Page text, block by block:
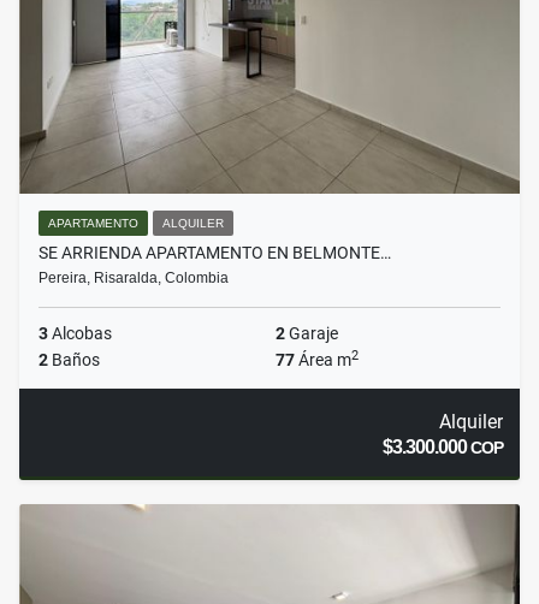
APARTAMENTO ALQUILER
SE ARRIENDA APARTAMENTO EN BELMONTE…
Pereira, Risaralda, Colombia
3Alcobas 2Garaje
2 Baños 77Área m2
Alquiler
$3.300.000COP